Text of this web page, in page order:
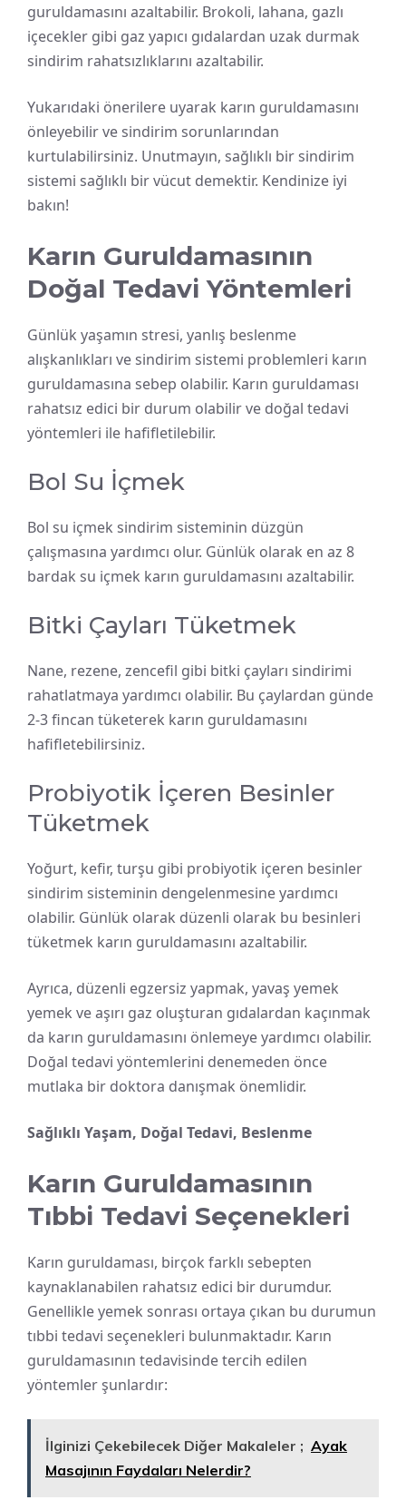
guruldamasını azaltabilir. Brokoli, lahana, gazlı
içecekler gibi gaz yapıcı gıdalardan uzak durmak
sindirim rahatsızlıklarını azaltabilir.
Yukarıdaki önerilere uyarak karın guruldamasını
önleyebilir ve sindirim sorunlarından
kurtulabilirsiniz. Unutmayın, sağlıklı bir sindirim
sistemi sağlıklı bir vücut demektir. Kendinize iyi
bakın!
Karın Guruldamasının
Doğal Tedavi Yöntemleri
Günlük yaşamın stresi, yanlış beslenme
alışkanlıkları ve sindirim sistemi problemleri karın
guruldamasına sebep olabilir. Karın guruldaması
rahatsız edici bir durum olabilir ve doğal tedavi
yöntemleri ile hafifletilebilir.
Bol Su İçmek
Bol su içmek sindirim sisteminin düzgün
çalışmasına yardımcı olur. Günlük olarak en az 8
bardak su içmek karın guruldamasını azaltabilir.
Bitki Çayları Tüketmek
Nane, rezene, zencefil gibi bitki çayları sindirimi
rahatlatmaya yardımcı olabilir. Bu çaylardan günde
2-3 fincan tüketerek karın guruldamasını
hafifletebilirsiniz.
Probiyotik İçeren Besinler
Tüketmek
Yoğurt, kefir, turşu gibi probiyotik içeren besinler
sindirim sisteminin dengelenmesine yardımcı
olabilir. Günlük olarak düzenli olarak bu besinleri
tüketmek karın guruldamasını azaltabilir.
Ayrıca, düzenli egzersiz yapmak, yavaş yemek
yemek ve aşırı gaz oluşturan gıdalardan kaçınmak
da karın guruldamasını önlemeye yardımcı olabilir.
Doğal tedavi yöntemlerini denemeden önce
mutlaka bir doktora danışmak önemlidir.
Sağlıklı Yaşam, Doğal Tedavi, Beslenme
Karın Guruldamasının
Tıbbi Tedavi Seçenekleri
Karın guruldaması, birçok farklı sebepten
kaynaklanabilen rahatsız edici bir durumdur.
Genellikle yemek sonrası ortaya çıkan bu durumun
tıbbi tedavi seçenekleri bulunmaktadır. Karın
guruldamasının tedavisinde tercih edilen
yöntemler şunlardır:
İlginizi Çekebilecek Diğer Makaleler ; Ayak
Masajının Faydaları Nelerdir?